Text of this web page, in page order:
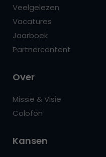
Veelgelezen
Vacatures
Jaarboek
Partnercontent
Over
Missie & Visie
Colofon
Kansen